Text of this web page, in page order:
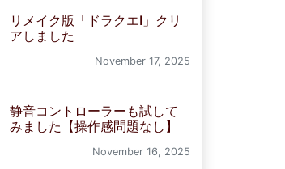
リメイク版「ドラクエI」クリ
アしました
November 17, 2025
静音コントローラーも試して
みました【操作感問題なし】
November 16, 2025